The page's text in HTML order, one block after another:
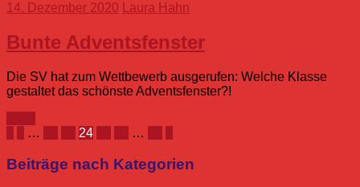
14. Dezember 2020 Laura Hahn
Bunte Adventsfenster
Die SV hat zum Wettbewerb ausgerufen: Welche Klasse
gestaltet das schönste Adventsfenster?!
Seitennummerierung
der
… 24 …
Beiträge nach Kategorien